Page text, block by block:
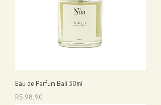
Eau de Parfum Bali 30ml
Preço
R$ 98,90